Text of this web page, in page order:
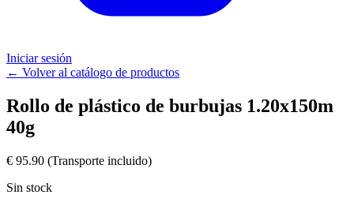
Iniciar sesión
← Volver al catálogo de productos
Rollo de plástico de burbujas 1.20x150m
40g
€ 95.90 (Transporte incluido)
Sin stock